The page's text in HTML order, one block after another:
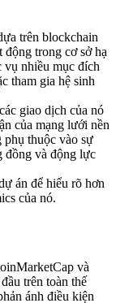
trên blockchain
trong cơ sở hạ
vụ nhiều mục đích
tham gia hệ sinh
giao dịch của nó
của mạng lưới nền
phụ thuộc vào sự
đồng và động lực
án để hiểu rõ hơn
của nó.
và
trên toàn thế
ánh điều kiện